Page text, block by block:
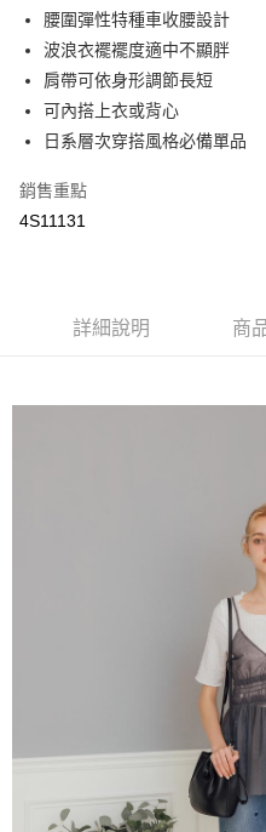
AFTEE先享後付
相關說明
【關於「AFTEE先享後付」】
AFTEE先享後付是「在收到商品之
便利好安心！
１．簡單：不需註冊會員、不需綁卡
３．安心：先確認商品／服務後，再
【「AFTEE先享後付」結帳流程】
ATM／網路銀行／等多元方式進行
※ 請注意：結帳手續完成當下不需
１．透過由恩沛科技股份有限公司
易，需依本服務之必要範圍內提供
２．關於個人資料處理事宜，請瀏覽
https://aftee.tw/terms/#terms3
３．未成年的使用者請事先徵得法
「AFTEE先享後付」，若未經同意
４．使用「AFTEE先享後付」時，
時審查核予不同之上限額度；若仍
請求用戶進行身份認證。
５．嚴禁一人註冊多個帳號或使用
恩沛科技股份有限公司將有權停止
運送方式
全家取貨付款
付款後全家取貨
每筆NT$65，滿NT$2,000(含以
每筆NT$65，滿NT$2,000(含以
腰圍彈性特種車收腰設計
波浪衣襬襬度適中不顯胖
肩帶可依身形調節長短
可內搭上衣或背心
日系層次穿搭風格必備單品
銷售重點
4S11131
詳細說明 商